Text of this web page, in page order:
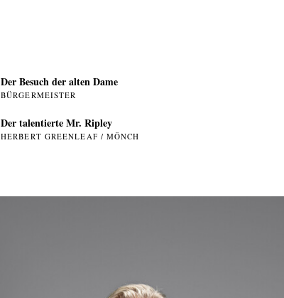
Der Besuch der alten Dame
BÜRGERMEISTER
Der talentierte Mr. Ripley
HERBERT GREENLEAF / MÖNCH